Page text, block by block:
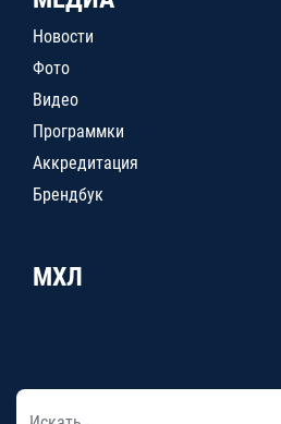
Новости
Фото
Видео
Программки
Аккредитация
Брендбук
МХЛ